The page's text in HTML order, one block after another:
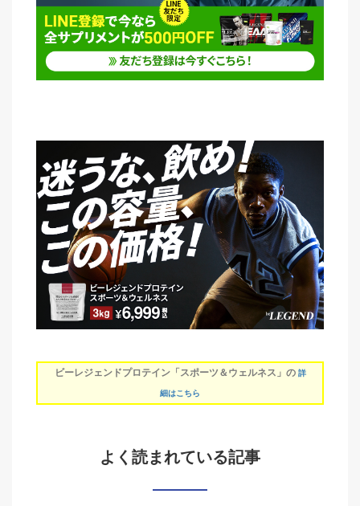
ビーレジェンドプロテイン「スポーツ＆ウェルネス」の 詳
細はこちら
よく読まれている記事